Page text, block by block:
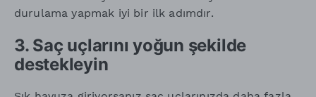
durulama yapmak iyi bir ilk adımdır.
3. Saç uçlarını yoğun şekilde
destekleyin